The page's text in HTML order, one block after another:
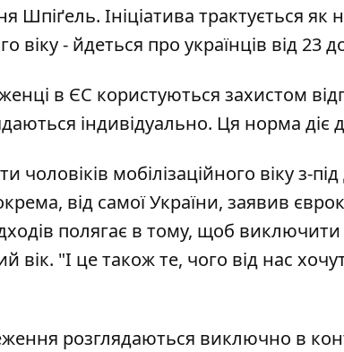
Шпіґель. Ініціатива трактується
віку - йдеться про українців від 23
в ЄС користуються захистом
індивідуально. Ця норма діє
мобілізаційного віку з-
від самої України, заявив
полягає в тому, щоб виключити
"І це також те, чого від нас
розглядаються виключно в